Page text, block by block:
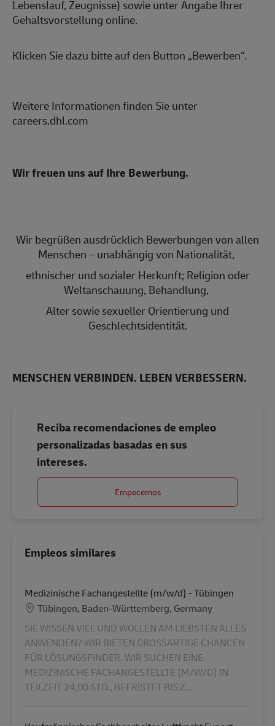
Lebenslauf, Zeugnisse) sowie unter Angabe Ihrer
Gehaltsvorstellung online.
Klicken Sie dazu bitte auf den Button „Bewerben“.
Weitere Informationen finden Sie unter
careers.dhl.com
Wir freuen uns auf Ihre Bewerbung.
Wir begrüßen ausdrücklich Bewerbungen von allen
Menschen – unabhängig von Nationalität,
ethnischer und sozialer Herkunft; Religion oder
Weltanschauung, Behandlung,
Alter sowie sexueller Orientierung und
Geschlechtsidentität.
MENSCHEN VERBINDEN. LEBEN VERBESSERN.
Reciba recomendaciones de empleo
personalizadas basadas en sus
intereses.
Empecemos
Empleos similares
Medizinische Fachangestellte (m/w/d) - Tübingen
Ubicación
Tübingen, Baden-Württemberg, Germany
SIE WISSEN VIEL UND WOLLEN AM LIEBSTEN ALLES
ANWENDEN? WIR BIETEN GROSSARTIGE CHANCEN
FÜR LÖSUNGSFINDER. WIR SUCHEN EINE
MEDIZINISCHE FACHANGESTELLTE (M/W/D) IN
TEILZEIT 24,00 STD., BEFRISTET BIS Z...